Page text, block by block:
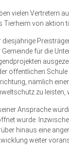
vielen Vertretern
Tierheim von aktion
diesjährige
Gemeinde für die
öffentlichen
nämlich
zu leisten,
Ansprache
wurde.
hinaus eine
weiter